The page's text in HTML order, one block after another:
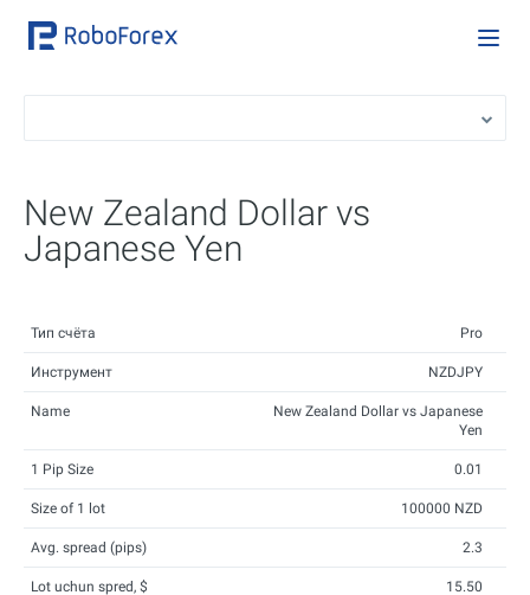
New Zealand Dollar vs
Japanese Yen
Тип счёта Pro
Инструмент NZDJPY
Name
New Zealand Dollar vs Japanese
Yen
1 Pip Size 0.01
Size of 1 lot 100000 NZD
Avg. spread (pips) 2.3
Lot uchun spred, $ 15.50